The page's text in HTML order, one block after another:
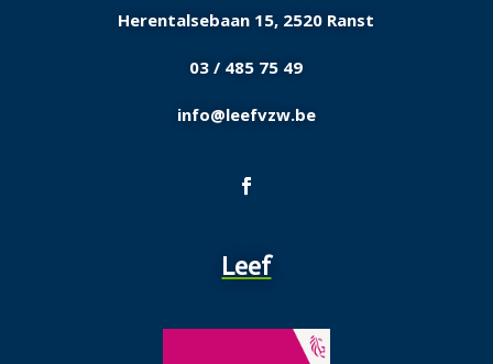
Herentalsebaan 15, 2520 Ranst
03 / 485 75 49
info@leefvzw.be
Leef